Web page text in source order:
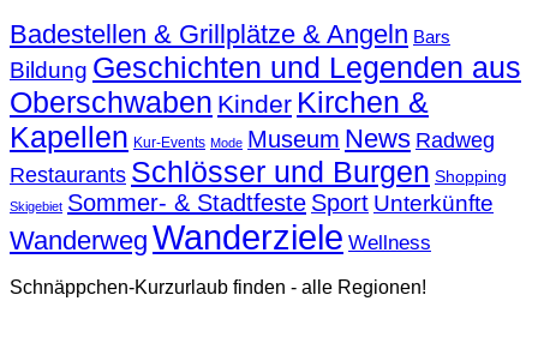
Badestellen & Grillplätze & Angeln Bars
Bildung Geschichten und Legenden aus
Oberschwaben Kinder Kirchen &
Kapellen Kur-Events Mode Museum News Radweg
Restaurants Schlösser und Burgen Shopping
Skigebiet Sommer- & Stadtfeste Sport Unterkünfte
Wanderweg Wanderziele Wellness
Schnäppchen-Kurzurlaub finden - alle Regionen!